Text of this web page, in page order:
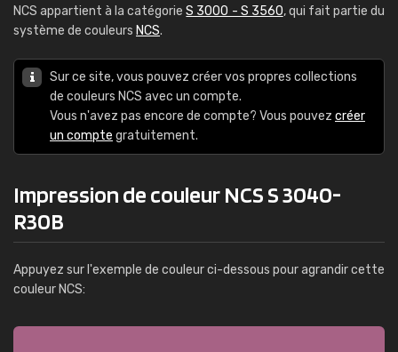
NCS appartient à la catégorieS 3000 - S 3560, qui fait partie du
système de couleurs NCS.
Sur ce site, vous pouvez créer vos propres collections
de couleurs NCS avec un compte.
Vous n'avez pas encore de compte? Vous pouvez créer
un compte gratuitement.
Impression de couleur NCS S 3040-
R30B
Appuyez sur l'exemple de couleur ci-dessous pour agrandir cette
couleur NCS: